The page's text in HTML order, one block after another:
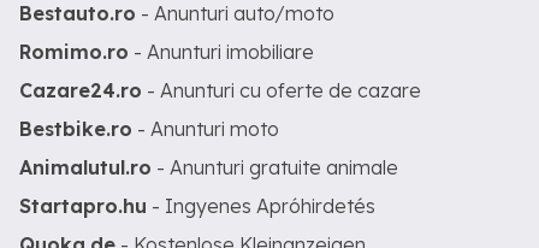
Bestauto.ro - Anunturi auto/moto
Romimo.ro - Anunturi imobiliare
Cazare24.ro - Anunturi cu oferte de cazare
Bestbike.ro - Anunturi moto
Animalutul.ro - Anunturi gratuite animale
Startapro.hu - Ingyenes Apróhirdetés